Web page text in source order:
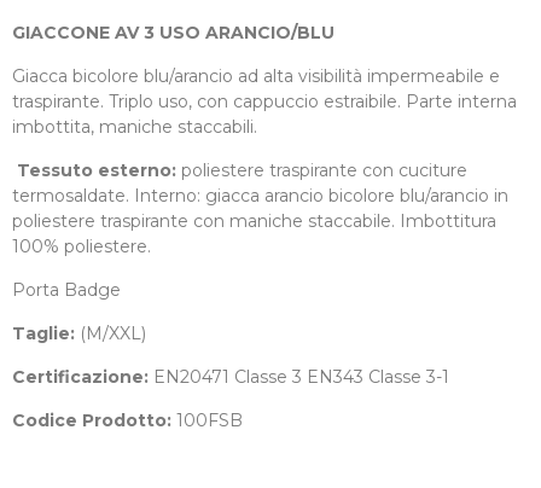
GIACCONE AV 3 USO ARANCIO/BLU
Giacca bicolore blu/arancio ad alta visibilità impermeabile e
traspirante. Triplo uso, con cappuccio estraibile. Parte interna
imbottita, maniche staccabili.
Tessuto esterno: poliestere traspirante con cuciture
termosaldate. Interno: giacca arancio bicolore blu/arancio in
poliestere traspirante con maniche staccabile. Imbottitura
100% poliestere.
Porta Badge
Taglie: (M/XXL)
Certificazione: EN20471 Classe 3 EN343 Classe 3-1
Codice Prodotto: 100FSB